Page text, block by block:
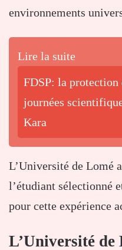
environnements
Lire la suite
FDSP: la protection
journées
Kara
L’Université de Lomé
l’étudiant sélectionné
pour cette expérience
L’Université de